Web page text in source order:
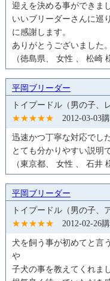
迎えを決める事ができま
いいブリーダーさんに巡
に感謝します。
ありがとうございました。
（徳島県、 女性 、 松崎
平岡ブリーダー
トイプードル（男の子、
★★★★★ 2012-03-03購
迅速かつ丁寧な対応でした
とても分かりやすい説明
（東京都、 女性 、 石井
平岡ブリーダー
トイプードル（男の子、
★★★★★ 2012-02-26購
犬を飼う事が初めてと言
や
子犬の事を教えてくれま